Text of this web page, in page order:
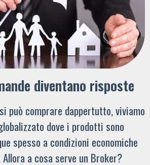
diventano risposte
può comprare dappertutto, viviamo
dove i prodotti sono
spesso a condizioni economiche
a cosa serve un Broker?